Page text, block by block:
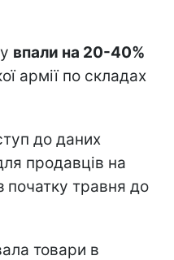
впали на 20-40%
армії по складах
до даних
продавців на
початку травня до
товари в